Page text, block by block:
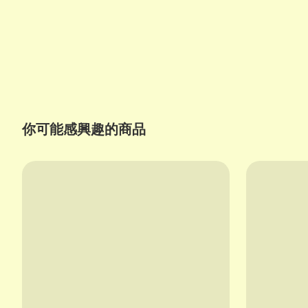
你可能感興趣的商品